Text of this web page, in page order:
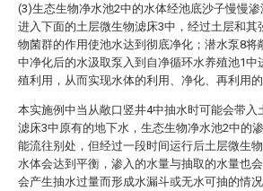
(3)生态生物净水池2中的水体经池底沙子慢慢
进入下面的土层微生物滤床3中，经过土层和其
物菌群的作用使池水达到彻底净化；潜水泵8将
中净化后的水汲取泵入到自净循环水养殖池1中
殖利用，从而实现水体的利用、净化、再利用的
本实施例中当从敞口竖井4中抽水时可能会带入
滤床3中原有的地下水，生态生物净水池2中的
能流往别处，但经过一段时间运行后土层微生
水体会达到平衡，渗入的水量与抽取的水量也
会产生抽水过量而形成水漏斗或无水可抽的情